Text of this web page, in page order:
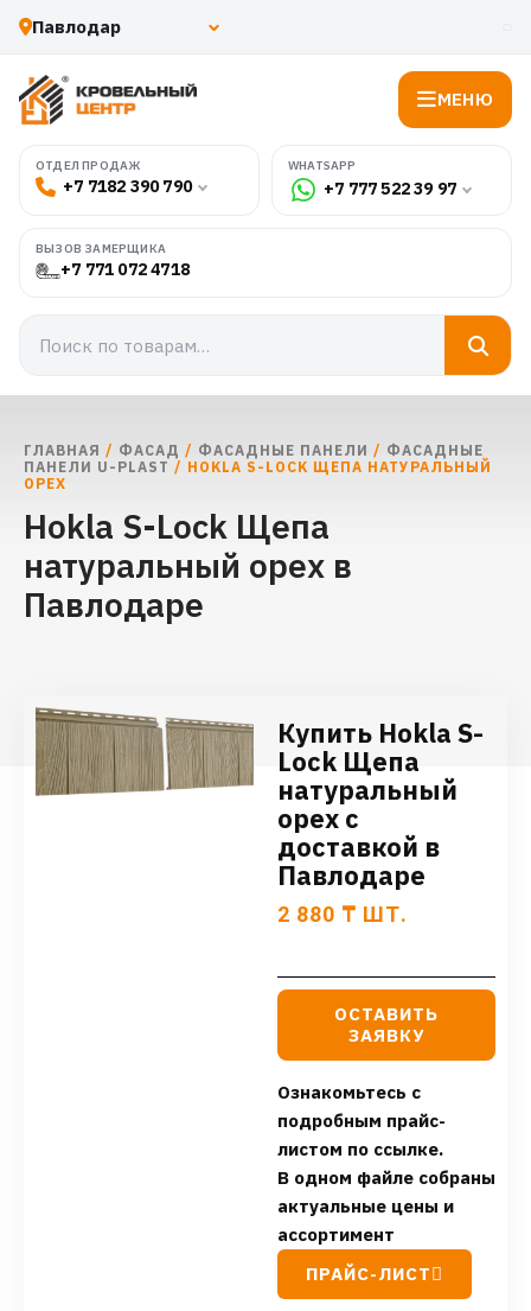
МЕНЮ
ОТДЕЛ ПРОДАЖ
+7 7182 390 790
WHATSAPP
+7 777 522 39 97
ВЫЗОВ ЗАМЕРЩИКА
+7 771 072 4718
ГЛАВНАЯ / ФАСАД / ФАСАДНЫЕ ПАНЕЛИ / ФАСАДНЫЕ
ПАНЕЛИ U-PLAST / HOKLA S-LOCK ЩЕПА НАТУРАЛЬНЫЙ
ОРЕХ
Hokla S-Lock Щепа
натуральный орех в
Павлодаре
Купить Hokla S-
Lock Щепа
натуральный
орех с
доставкой в
Павлодаре
2 880 ₸ ШТ.
ОСТАВИТЬ
ЗАЯВКУ
Ознакомьтесь с
подробным прайс-
листом по ссылке.
В одном файле собраны
актуальные цены и
ассортимент
ПРАЙС-ЛИСТ